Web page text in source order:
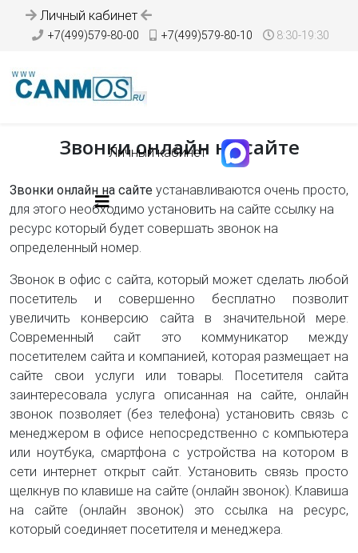
Личный кабинет
+7(499)579-80-00 +7(499)579-80-10 8:30-19:30
Личный кабинет
Звонки онлайн на сайте
Звонки онлайн на сайте устанавливаются очень просто,
для этого необходимо установить на сайте ссылку на
ресурс который будет совершать звонок на
определенный номер.
Звонок в офис с сайта, который может сделать любой
посетитель и совершенно бесплатно позволит
увеличить конверсию сайта в значительной мере.
Современный сайт это коммуникатор между
посетителем сайта и компанией, которая размещает на
сайте свои услуги или товары. Посетителя сайта
заинтересовала услуга описанная на сайте, онлайн
звонок позволяет (без телефона) установить связь с
менеджером в офисе непосредственно с компьютера
или ноутбука, смартфона с устройства на котором в
сети интернет открыт сайт. Установить связь просто
щелкнув по клавише на сайте (онлайн звонок). Клавиша
на сайте (онлайн звонок) это ссылка на ресурс,
который соединяет посетителя и менеджера.